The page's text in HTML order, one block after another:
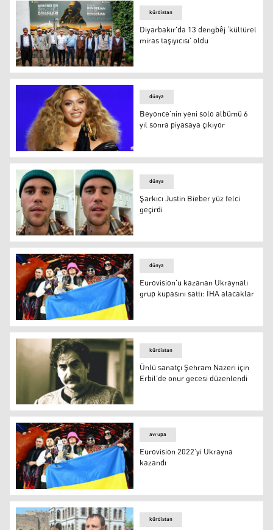
Diyarbakır'da 13 dengbêj ‘kültürel miras taşıyıcısı’ oldu
kürdistan
Diyarbakır'da 13 dengbêj ‘kültürel
miras taşıyıcısı’ oldu
Beyonce’nin yeni solo albümü 6 yıl sonra piyasaya
dünya
Beyonce’nin yeni solo albümü 6
yıl sonra piyasaya çıkıyor
Şarkıcı Justin Bieber yüz felci geçirdi
dünya
Şarkıcı Justin Bieber yüz felci
geçirdi
Kalush Orkestra
dünya
Eurovision'u kazanan Ukraynalı
grup kupasını sattı: İHA alacaklar
Ünlü sanatçı Şehram Nazeri için Erbil’de onur gecesi
kürdistan
Ünlü sanatçı Şehram Nazeri için
Erbil’de onur gecesi düzenlendi
Eurovision 2022’yi Ukrayna kazandı
avrupa
Eurovision 2022’yi Ukrayna
kazandı
kürdistan